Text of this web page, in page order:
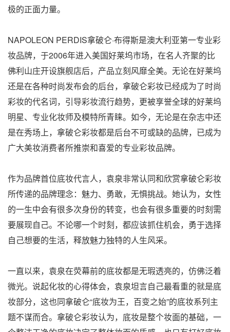
极的正面力量。
NAPOLEON PERDIS拿破仑·布得斯是澳大利亚第一专业彩
妆品牌，于2006年进入美国好莱坞市场，在名人齐聚的比
佛利山庄开设旗舰店后，产品立刻风靡全美。无论在好莱坞
还是在各种时尚发布会的后台，拿破仑彩妆已经成为了时尚
彩妆的代名词，引导彩妆流行趋势，更被享誉全球的好莱坞
明星、专业化妆师及模特所青睐。如今，无论是在杂志中还
是在秀场上，拿破仑彩妆都是后台不可或缺的品牌，已成为
广大美妆消费者所推崇和喜爱的专业彩妆品牌。
作为品牌首位底妆代言人，袁泉非常认同和欣赏拿破仑彩妆
所传递的品牌理念：魅力、勇敢，无惧挑战。她认为，女性
的一生中会有很多次身份的转变，也会有很多重要的时刻需
要展现自己。不论哪一个时刻，都应该抓住机会，勇于选择
自己想要的生活，释放魅力独特的人生风采。
一直以来，袁泉在荧幕前的底妆都是无瑕透亮的，仿佛泛着
微光。说起化妆的心得体会，袁泉坦言自己最看重的就是底
妆部分，这也同拿破仑“底妆为王，百变之始”的底妆系列主
题不谋而合。拿破仑彩妆认为，底妆是整个妆面的基础，一